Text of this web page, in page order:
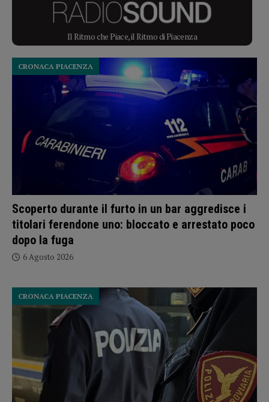
Il Ritmo che Piace, il Ritmo di Piacenza
Scoperto durante il furto in un bar aggredisce i
titolari ferendone uno: bloccato e arrestato poco
dopo la fuga
CRONACA PIACENZA
6 Agosto 2026
CRONACA PIACENZA